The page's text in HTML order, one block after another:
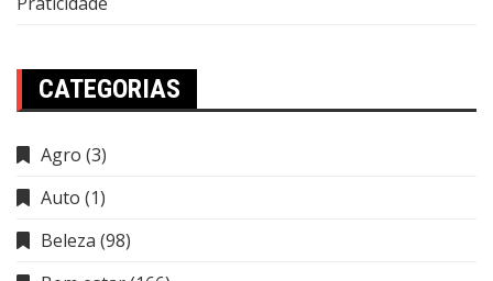
CATEGORIAS
Agro (3)
Auto (1)
Beleza (98)